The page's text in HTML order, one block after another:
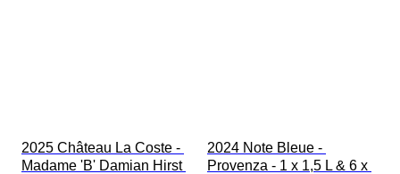
2025 Château La Coste -
Madame 'B' Damian Hirst
2024 Note Bleue -
Provenza - 1 x 1,5 L & 6 x